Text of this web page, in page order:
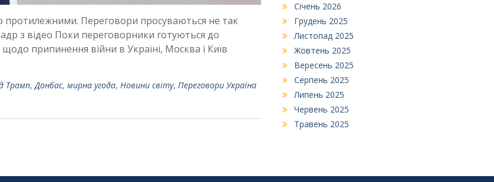
протилежними. Переговори просуваються не так
з відео Поки переговорники готуються до
припинення війни в Україні, Москва і Київ
Трамп, Донбас, мирна угода, Новини світу, Переговори Україна
Січень 2026
Грудень 2025
Листопад 2025
Жовтень 2025
Вересень 2025
Серпень 2025
Липень 2025
Червень 2025
Травень 2025